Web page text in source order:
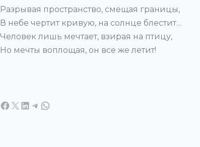
Разрывая пространство, смещая границы,
В небе чертит кривую, на солнце блестит…
Человек лишь мечтает, взирая на птицу,
Но мечты воплощая, он все же летит!